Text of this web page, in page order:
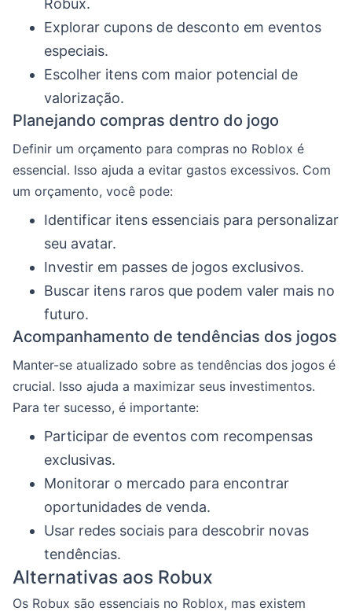
Explorar cupons de desconto em eventos
especiais.
Escolher itens com maior potencial de
valorização.
Planejando compras dentro do jogo
Definir um orçamento para compras no Roblox é
essencial. Isso ajuda a evitar gastos excessivos. Com
um orçamento, você pode:
Identificar itens essenciais para personalizar
seu avatar.
Investir em passes de jogos exclusivos.
Buscar itens raros que podem valer mais no
futuro.
Acompanhamento de tendências dos jogos
Manter-se atualizado sobre as tendências dos jogos é
crucial. Isso ajuda a maximizar seus investimentos.
Para ter sucesso, é importante:
Participar de eventos com recompensas
exclusivas.
Monitorar o mercado para encontrar
oportunidades de venda.
Usar redes sociais para descobrir novas
tendências.
Alternativas aos Robux
Os Robux são essenciais no Roblox, mas existem